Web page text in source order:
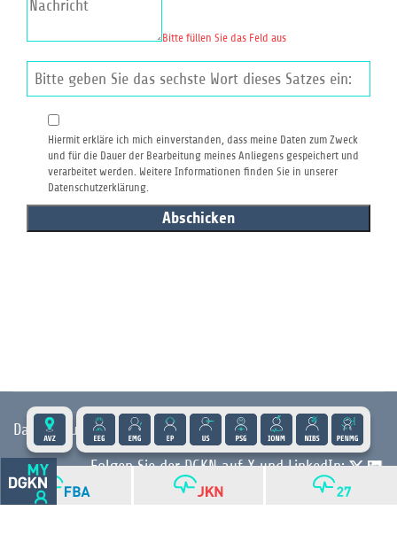
Bitte füllen Sie das Feld aus
Hiermit erkläre ich mich einverstanden, dass meine Daten zum Zweck
und für die Dauer der Bearbeitung meines Anliegens gespeichert und
verarbeitet werden. Weitere Informationen finden Sie in unserer
Datenschutzerklärung.
Abschicken
Datenschutz |Impressum| Kontakt | Presse
Folgen Sie der DGKN auf X und LinkedIn:
© 2026 DGKN | Privacy by Design